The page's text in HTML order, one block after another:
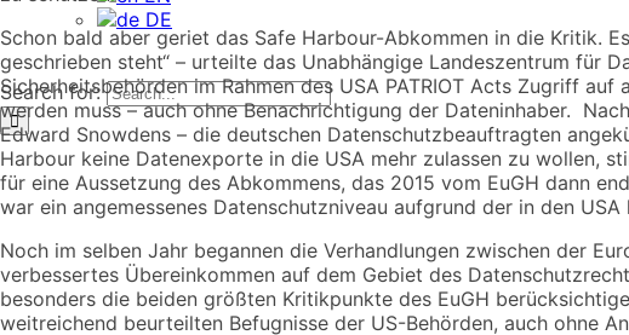
DE
Search for:
Schon bald aber geriet das Safe Harbour-Abkommen in die Kritik.
geschrieben steht“ – urteilte das Unabhängige Landeszentrum für
Sicherheitsbehörden im Rahmen des USA PATRIOT Acts Zugriff
werden muss – auch ohne Benachrichtigung der Dateninhaber.
Edward Snowdens – die deutschen Datenschutzbeauftragten
Harbour keine Datenexporte in die USA mehr zulassen zu wollen,
für eine Aussetzung des Abkommens, das 2015 vom EuGH dann
war ein angemessenes Datenschutzniveau aufgrund der in den
Noch im selben Jahr begannen die Verhandlungen zwischen der
verbessertes Übereinkommen auf dem Gebiet des
besonders die beiden größten Kritikpunkte des EuGH
weitreichend beurteilten Befugnisse der US-Behörden, auch ohne